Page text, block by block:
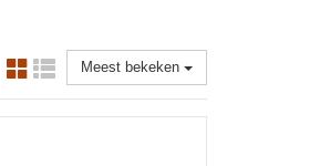
Meest bekeken